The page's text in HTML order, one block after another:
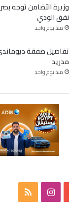
وزيرة التضامن توجه
نفق الودي
منذ يوم واحد
تفاصيل صفقة
مدريد
منذ يوم واحد